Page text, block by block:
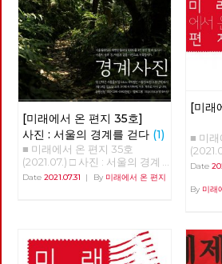
[미래에서 온 편지 35호]
사진 : 서울의 경계를 걷다 (1)
■ 미래에서 온 편지 35호
(2021.07.) □ 사진 : 서울의 경계
를 걷다 글 : 현린 사진 : 강남욱,
비트예술프로그램 '경계사진' 참
가자 10여 명이 모였다. 당 조직
Date 2021.07.31 | By 미래에서 온 편지
[미래
■ 미
을 볼
전환 □
차별
이 : 올
람을
Date
By 미래